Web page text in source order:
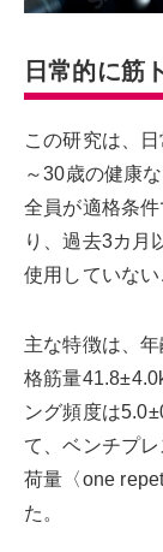
日常的に筋
この研究は、
～30歳の健康
全員が適格条
り、過去3カ月
使用していない
主な特徴は、
格筋量
ング頻度は
て、ベンチプ
荷量〈one
た。